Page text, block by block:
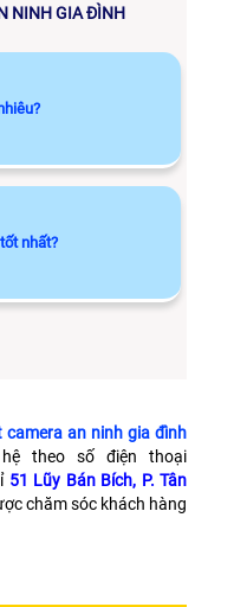
NINH GIA ĐÌNH
nhất?
camera an ninh gia đình
theo số điện thoại
51 Lũy Bán Bích, P. Tân
chăm sóc khách hàng